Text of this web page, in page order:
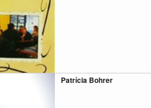
Patrícia Bohrer